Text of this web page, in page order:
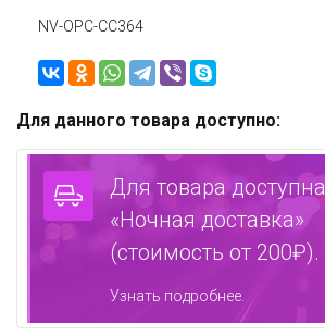
NV-OPC-CC364
Для данного товара доступно:
Для товара доступна
«Ночная доставка»
(стоимость от 200₽).
Узнать подробнее.